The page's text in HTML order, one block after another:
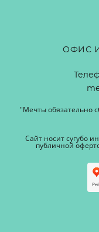
ОФИС
"Мечты обязательно
Сайт носит сугубо
публичной